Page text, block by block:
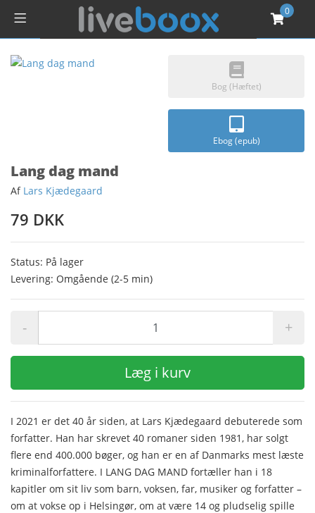
0
Bog (Hæftet)
Ebog (epub)
Lang dag mand
Af Lars Kjædegaard
79 DKK
Status: På lager
Levering: Omgående (2-5 min)
- +
Læg i kurv
I 2021 er det 40 år siden, at Lars Kjædegaard debuterede som
forfatter. Han har skrevet 40 romaner siden 1981, har solgt
flere end 400.000 bøger, og han er en af Danmarks mest læste
kriminalforfattere. I LANG DAG MAND fortæller han i 18
kapitler om sit liv som barn, voksen, far, musiker og forfatter –
om at vokse op i Helsingør, om at være 14 og pludselig spille